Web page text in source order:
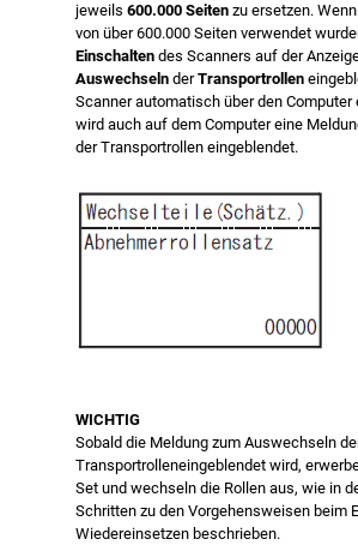
jeweils600.000 Seiten zu ersetzen.
von über 600.000 Seiten verwendet
Einschaltendes Scanners auf der
Auswechseln derTransportrollen
Scanner automatisch über den
wird auch auf dem Computer eine
der Transportrollen eingeblendet.
WICHTIG
Sobald die Meldung zum Auswechseln
Transportrolleneingeblendet wird,
Set und wechseln die Rollen aus, wie in
Schritten zu den Vorgehensweisen beim
Wiedereinsetzen beschrieben.